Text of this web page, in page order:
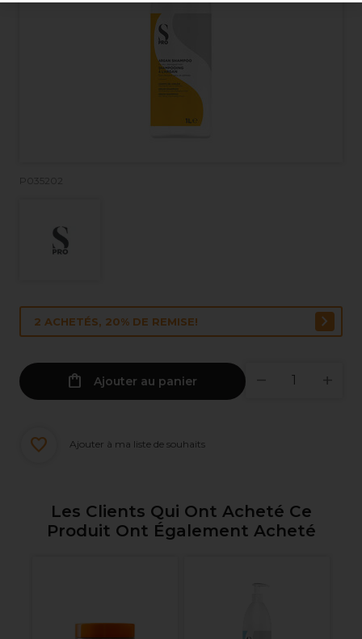
P035202
2 ACHETÉS, 20% DE REMISE!
Ajouter au panier
Ajouter à ma liste de souhaits
Les Clients Qui Ont Acheté Ce
Produit Ont Également Acheté